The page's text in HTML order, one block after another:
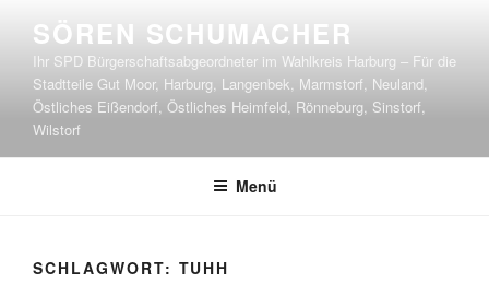
Inhalt
springen
SÖREN SCHUMACHER
Ihr SPD Bürgerschaftsabgeordneter im Wahlkreis Harburg – Für die
Stadtteile Gut Moor, Harburg, Langenbek, Marmstorf, Neuland,
Östliches Eißendorf, Östliches Heimfeld, Rönneburg, Sinstorf,
Wilstorf
Menü
SCHLAGWORT: TUHH